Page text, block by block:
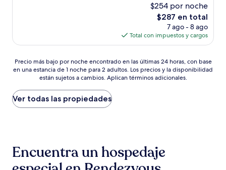
opiniones)
$254 por noche
El
precio
actual
es
$287
$287 en total
7 ago - 8 ago
Total con impuestos y cargos
Precio
más
por
noche
encontrado
horas,
Precio más bajo por noche encontrado en las últimas 24 horas, con base
en una estancia de 1 noche para 2 adultos. Los precios y la disponibilidad
están sujetos a cambios. Aplican términos adicionales.
Ver todas las propiedades
Encuentra un hospedaje